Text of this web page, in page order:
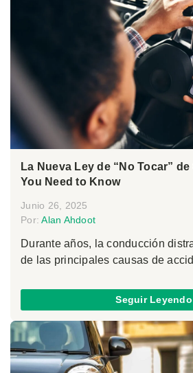
La Nueva Ley de “No Tocar”
You Need to Know
Junio 26, 2025
Por:Alan Ahdoot
Durante años, la conducción
de las principales causas de
Seguir Leyendo